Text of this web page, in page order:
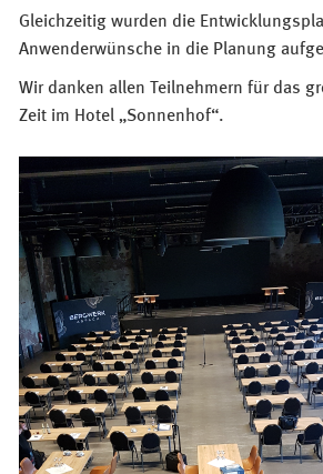
Gleichzeitig wurden die
Anwenderwünsche in die Planung
Wir danken allen Teilnehmern für das
Zeit im Hotel „Sonnenhof“.